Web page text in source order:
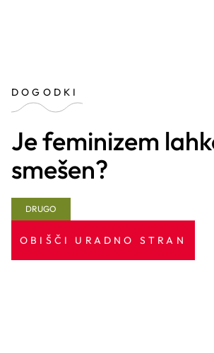
DOGODKI
Je feminizem
smešen?
DRUGO
OBIŠČI URADNO STRAN